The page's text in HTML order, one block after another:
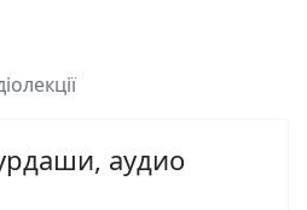
аудио